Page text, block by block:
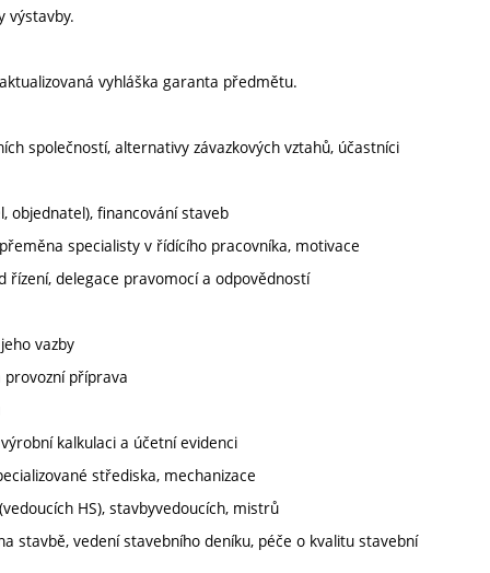
výstavby.
vyhláška garanta předmětu.
společností, alternativy závazkových vztahů, účastníci
objednatel), financování staveb
specialisty v řídícího pracovníka, motivace
řízení, delegace pravomocí a odpovědností
vazby
provozní příprava
kalkulaci a účetní evidenci
střediska, mechanizace
HS), stavbyvedoucích, mistrů
stavbě, vedení stavebního deníku, péče o kvalitu stavební